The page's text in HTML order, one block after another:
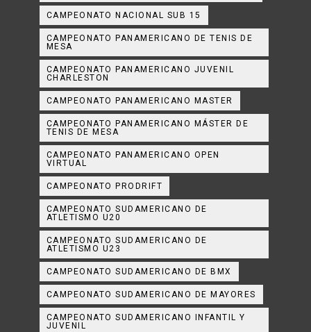
CAMPEONATO NACIONAL SUB 15
CAMPEONATO PANAMERICANO DE TENIS DE
MESA
CAMPEONATO PANAMERICANO JUVENIL
CHARLESTON
CAMPEONATO PANAMERICANO MASTER
CAMPEONATO PANAMERICANO MÁSTER DE
TENIS DE MESA
CAMPEONATO PANAMERICANO OPEN
VIRTUAL
CAMPEONATO PRODRIFT
CAMPEONATO SUDAMERICANO DE
ATLETISMO U20
CAMPEONATO SUDAMERICANO DE
ATLETISMO U23
CAMPEONATO SUDAMERICANO DE BMX
CAMPEONATO SUDAMERICANO DE MAYORES
CAMPEONATO SUDAMERICANO INFANTIL Y
JUVENIL